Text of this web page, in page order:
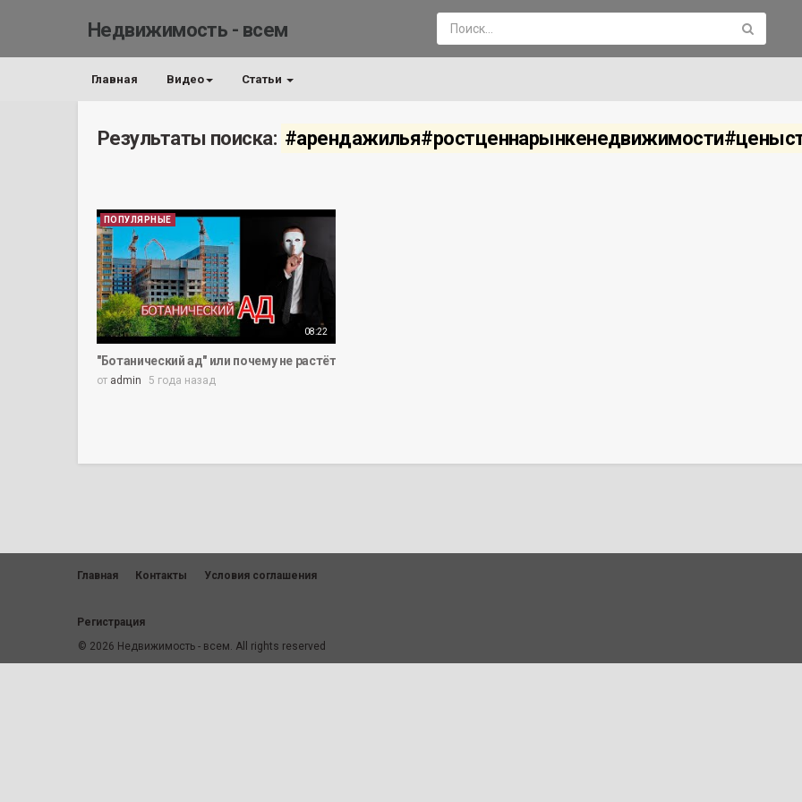
Недвижимость - всем
Главная Видео Статьи
Результаты поиска:
08:22
ПОПУЛЯРНЫЕ
"Ботанический ад" или почему не растёт цена аренды жилья в Москве
от admin 5 года назад
Главная Контакты Условия соглашения
Регистрация
© 2026 Недвижимость - всем. All rights reserved